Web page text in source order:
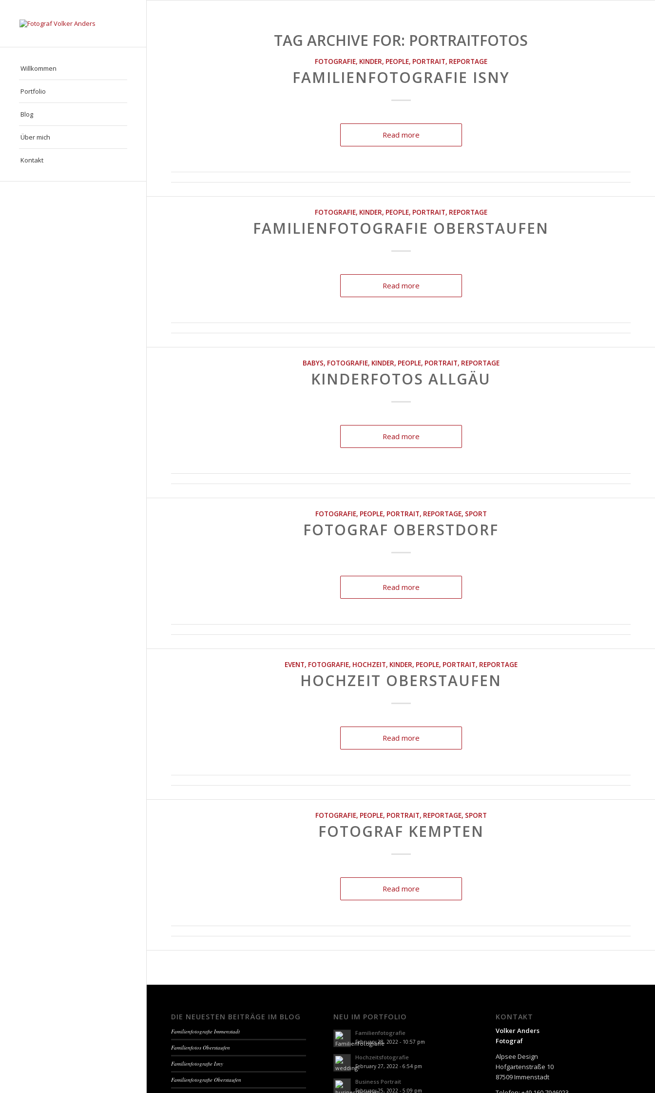
Willkommen
Portfolio
Blog
Über mich
Kontakt
TAG ARCHIVE FOR: PORTRAITFOTOS
FOTOGRAFIE, KINDER, PEOPLE, PORTRAIT, REPORTAGE
FAMILIENFOTOGRAFIE ISNY
Read more
FOTOGRAFIE, KINDER, PEOPLE, PORTRAIT, REPORTAGE
FAMILIENFOTOGRAFIE OBERSTAUFEN
Read more
BABYS, FOTOGRAFIE, KINDER, PEOPLE, PORTRAIT, REPORTAGE
KINDERFOTOS ALLGÄU
Read more
FOTOGRAFIE, PEOPLE, PORTRAIT, REPORTAGE, SPORT
FOTOGRAF OBERSTDORF
Read more
EVENT, FOTOGRAFIE, HOCHZEIT, KINDER, PEOPLE, PORTRAIT, REPORTAGE
HOCHZEIT OBERSTAUFEN
Read more
FOTOGRAFIE, PEOPLE, PORTRAIT, REPORTAGE, SPORT
FOTOGRAF KEMPTEN
Read more
DIE NEUESTEN BEITRÄGE IM BLOG
Familienfotografie Immenstadt
Familienfotos Oberstaufen
Familienfotografie Isny
Familienfotografie Oberstaufen
NEU IM PORTFOLIO
Familienfotografie
February 28, 2022 - 10:57 pm
Hochzeitsfotografie
February 27, 2022 - 6:54 pm
Business Portrait
February 25, 2022 - 5:09 pm
KONTAKT
Volker Anders
Fotograf
Alpsee Design
Hofgartenstraße 10
87509 Immenstadt